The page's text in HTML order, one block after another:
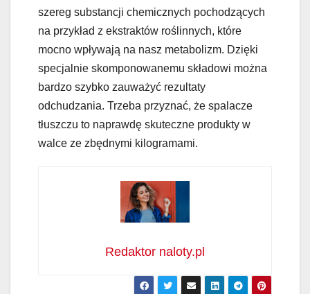
szereg substancji chemicznych pochodzących
na przykład z ekstraktów roślinnych, które
mocno wpływają na nasz metabolizm. Dzięki
specjalnie skomponowanemu składowi można
bardzo szybko zauważyć rezultaty
odchudzania. Trzeba przyznać, że spalacze
tłuszczu to naprawdę skuteczne produkty w
walce ze zbędnymi kilogramami.
Redaktor naloty.pl